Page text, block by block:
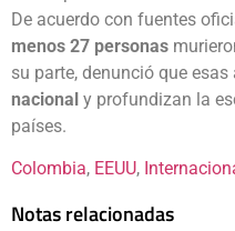
De acuerdo con fuentes
menos 27 personas
su parte, denunció que esas
nacional y profundizan la
países.
Colombia, EEUU,
Notas relacionadas